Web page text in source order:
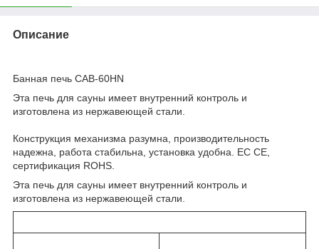
Описание
Банная печь САB-60НN
Эта печь для сауны имеет внутренний контроль и
изготовлена ​​из нержавеющей стали.
Конструкция механизма разумна, производительность
надежна, работа стабильна, установка удобна. ЕС CE,
сертификация ROHS.
Эта печь для сауны имеет внутренний контроль и
изготовлена ​​из нержавеющей стали.